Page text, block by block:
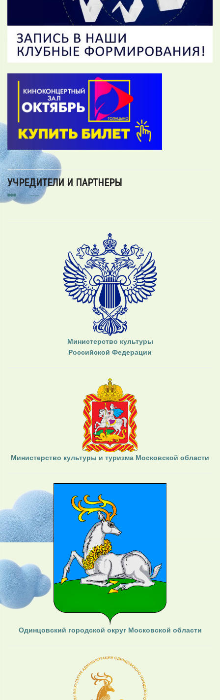
УЧРЕДИТЕЛИ И ПАРТНЕРЫ
Министерство культуры
Российской Федерации
Министерство культуры и туризма Московской области
Одинцовский городской округ Московской области